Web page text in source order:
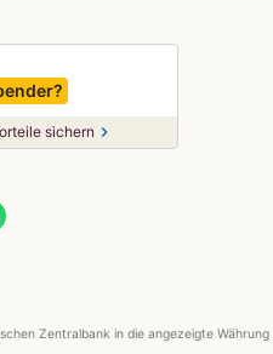
sichern chevron_right
Zentralbank in die angezeigte